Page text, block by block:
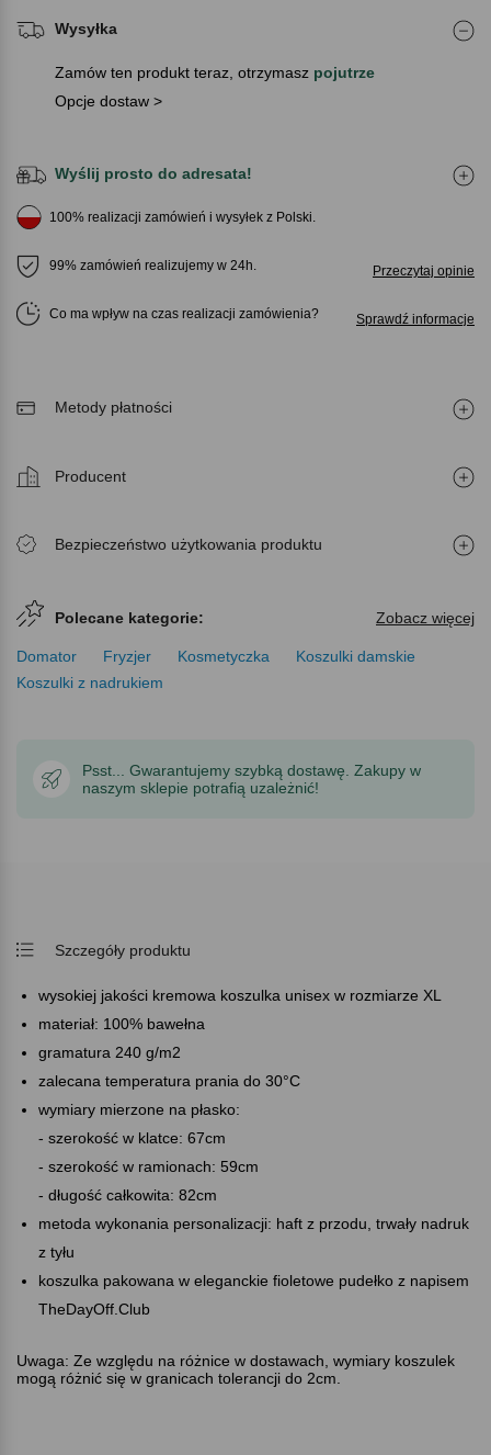
Wysyłka
Zamów ten produkt teraz, otrzymasz pojutrze
Opcje dostaw >
Wyślij prosto do adresata!
100% realizacji zamówień i wysyłek z Polski.
99% zamówień realizujemy w 24h. Przeczytaj opinie
Co ma wpływ na czas realizacji zamówienia Sprawdź informacje
Metody płatności
Producent
Bezpieczeństwo użytkowania produktu
Polecane kategorie: Zobacz więcej
Domator Fryzjer Kosmetyczka
Koszulki damskie
Koszulki z nadrukiem
Psst... Gwarantujemy szybką dostawę. Zakupy w
naszym sklepie potrafią uzależnić!
Szczegóły produktu
wysokiej jakości kremowa koszulka unisex w rozmiarze XL
materiał: 100% bawełna
gramatura 240 g/m2
zalecana temperatura prania do 30°C
wymiary mierzone na płasko:
- szerokość w klatce: 67cm
- szerokość w ramionach: 59cm
- długość całkowita: 82cm
metoda wykonania personalizacji: haft z przodu, trwały nadruk
z tyłu
koszulka pakowana w eleganckie fioletowe pudełko z napisem
TheDayOff.Club
Uwaga: Ze względu na różnice w dostawach, wymiary koszulek
mogą różnić się w granicach tolerancji do 2cm.